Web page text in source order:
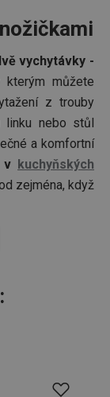
vychytávky -
kterým můžete
z trouby
linku nebo stůl
a komfortní
v kuchyňských
zejména, když